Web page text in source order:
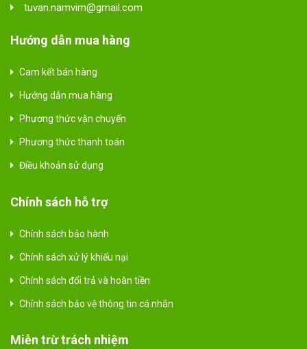
tuvan.namvim@gmail.com
Hướng dẫn mua hàng
Cam kết bán hàng
Hướng dẫn mua hàng
Phương thức vận chuyển
Phương thức thanh toán
Điều khoản sử dụng
Chính sách hỗ trợ
Chính sách bảo hành
Chính sách xử lý khiếu nại
Chính sách đổi trả và hoàn tiền
Chính sách bảo vệ thông tin cá nhân
Miễn trừ trách nhiệm